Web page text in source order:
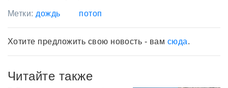
Метки: дождь потоп
Хотите предложить свою новость - вам сюда.
Читайте также